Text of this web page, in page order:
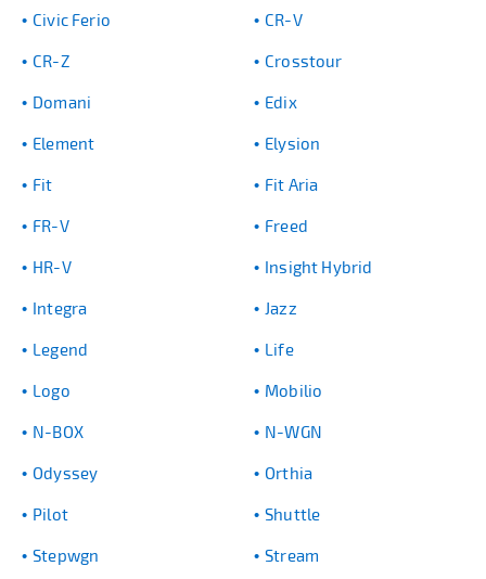
Civic Ferio CR-V
CR-Z Crosstour
Domani Edix
Element Elysion
Fit Fit Aria
FR-V Freed
HR-V Insight Hybrid
Integra Jazz
Legend Life
Logo Mobilio
N-BOX N-WGN
Odyssey Orthia
Pilot Shuttle
Stepwgn Stream